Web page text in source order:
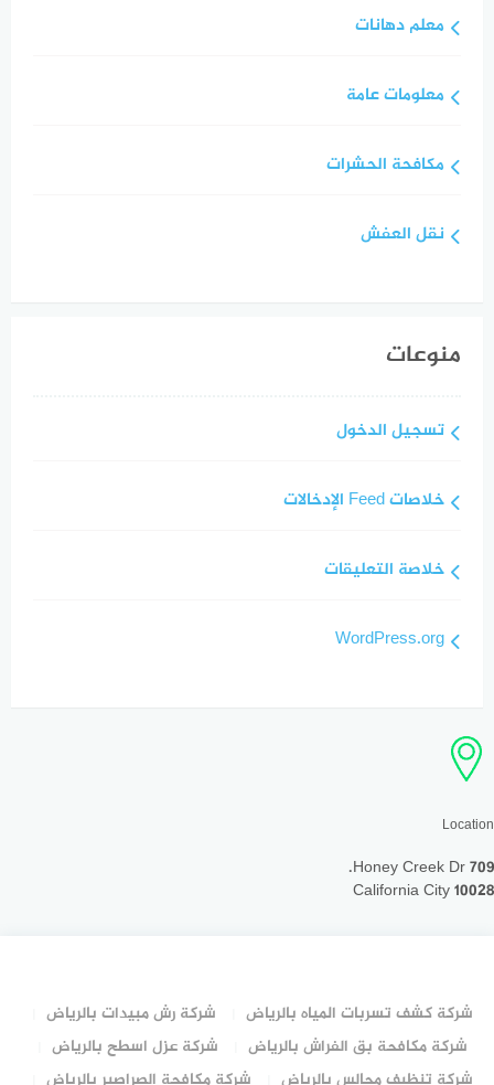
معلم دهانات
معلومات عامة
مكافحة الحشرات
نقل العفش
منوعات
تسجيل الدخول
خلاصات Feed الإدخالات
خلاصة التعليقات
WordPress.org
Location
709 Honey Creek Dr.
California City 10028
شركة كشف تسربات المياه بالرياض
شركة رش مبيدات بالرياض
شركة مكافحة بق الفراش بالرياض
شركة عزل اسطح بالرياض